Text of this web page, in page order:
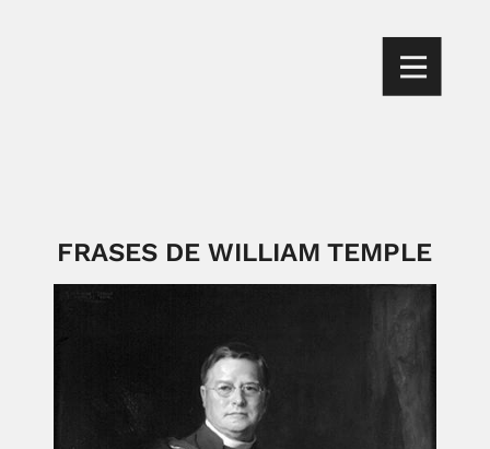
FRASES DE WILLIAM TEMPLE